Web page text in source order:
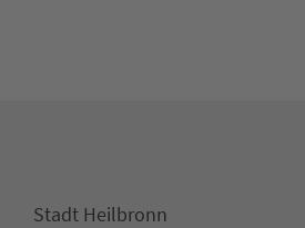
Stadt Heilbronn